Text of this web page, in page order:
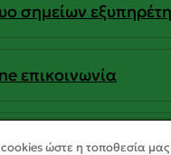
σημείων
επικοινωνία
Ανώνυμη
ώστε η τοποθεσία μας